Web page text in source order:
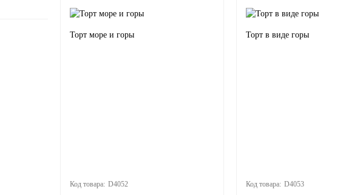
Торт море и горы
D4052
Торт в виде горы
D4053